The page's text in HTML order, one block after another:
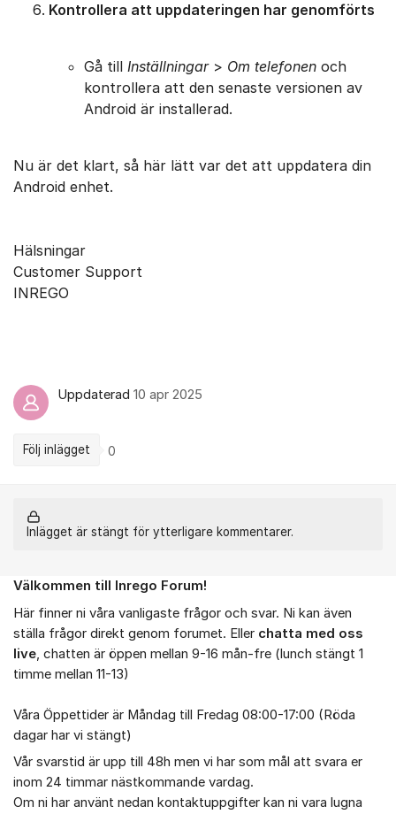
Kontrollera att uppdateringen har genomförts
Gå till Inställningar> Om telefonen och
kontrollera att den senaste versionen av
Android är installerad.
Nu är det klart, så här lätt var det att uppdatera din
Android enhet.
Hälsningar
Customer Support
INREGO
Uppdaterad 10 apr 2025
Följ inlägget 0
Inlägget är stängt för ytterligare kommentarer.
Om forumet
Välkommen till Inrego Forum!
Här finner ni våra vanligaste frågor och svar. Ni kan även
ställa frågor direkt genom forumet. Eller chatta med oss
live, chatten är öppen mellan 9-16 mån-fre (lunch stängt 1
timme mellan 11-13)
Våra Öppettider är Måndag till Fredag 08:00-17:00 (Röda
dagar har vi stängt)
Vår svarstid är upp till 48h men vi har som mål att svara er
inom 24 timmar nästkommande vardag.
Om ni har använt nedan kontaktuppgifter kan ni vara lugna